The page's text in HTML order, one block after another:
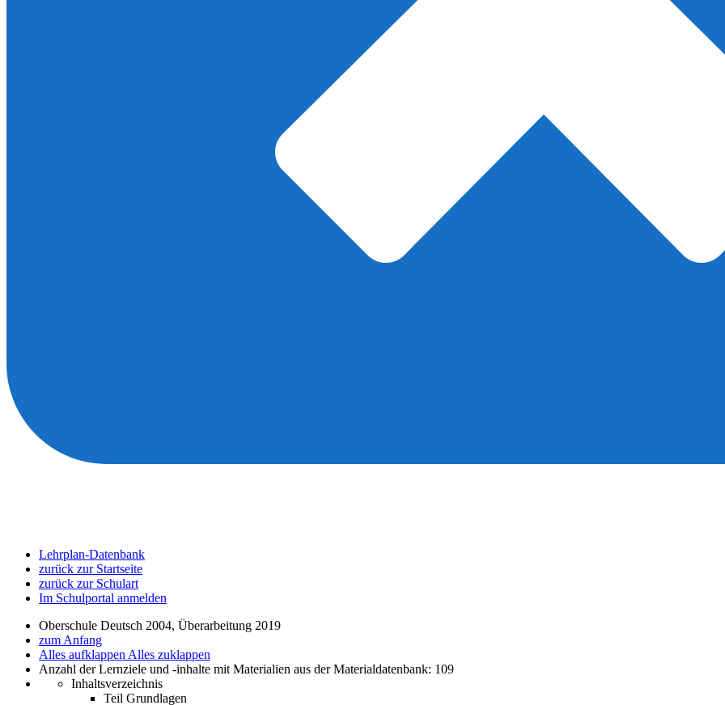
Lehrplan-Datenbank
zurück zur Startseite
zurück zur Schulart
Im Schulportal anmelden
Oberschule Deutsch 2004, Überarbeitung 2019
zum Anfang
Alles aufklappen Alles zuklappen
Anzahl der Lernziele und -inhalte mit Materialien aus der Materialdatenbank: 109
Inhaltsverzeichnis
Teil Grundlagen